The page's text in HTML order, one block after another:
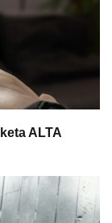
ALTA